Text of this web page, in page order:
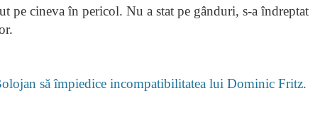
pe cineva în pericol. Nu a stat pe gânduri, s-a îndreptat
să împiedice incompatibilitatea lui Dominic Fritz.